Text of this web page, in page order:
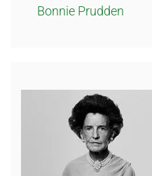
Bonnie Prudden